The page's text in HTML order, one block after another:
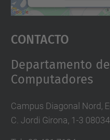
powered by
Contacto
Departamento
Computadores
Campus Diagonal Nord,
C. Jordi Girona, 1-3